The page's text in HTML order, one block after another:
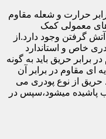
حرارت و شعله مقاوم
های معمولی کمک
گرفتن وجود دارد.از
خاص و استاندارد
حریق باید به گونه
ای مقاوم در برابر آن
حریق از نوع پودری می
پاشیده میشود،سپس در